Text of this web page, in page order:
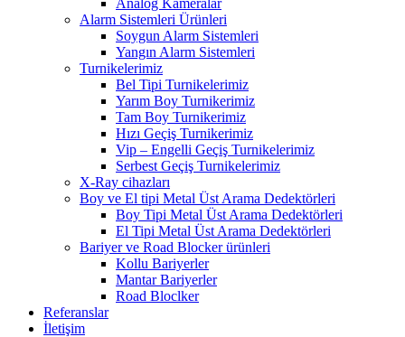
Analog Kameralar
Alarm Sistemleri Ürünleri
Soygun Alarm Sistemleri
Yangın Alarm Sistemleri
Turnikelerimiz
Bel Tipi Turnikelerimiz
Yarım Boy Turnikerimiz
Tam Boy Turnikerimiz
Hızı Geçiş Turnikerimiz
Vip – Engelli Geçiş Turnikelerimiz
Serbest Geçiş Turnikelerimiz
X-Ray cihazları
Boy ve El tipi Metal Üst Arama Dedektörleri
Boy Tipi Metal Üst Arama Dedektörleri
El Tipi Metal Üst Arama Dedektörleri
Bariyer ve Road Blocker ürünleri
Kollu Bariyerler
Mantar Bariyerler
Road Bloclker
Referanslar
İletişim